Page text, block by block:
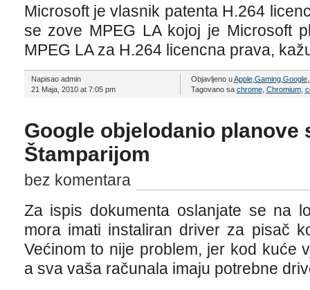
Microsoft je vlasnik patenta H.264
se zove MPEG LA kojoj je Microsoft
MPEG LA za H.264 licencna prava,
Napisao admin
21 Maja, 2010 at 7:05 pm
Objavljeno uApple, Gaming, Google,
Tagovano sa chrome, Chromium,
Google objelodanio planove
Štamparijom
bez komentara
Za ispis dokumenta oslanjate se na
mora imati instaliran driver za pisač
Većinom to nije problem, jer kod kuće
a sva vaša računala imaju potrebne